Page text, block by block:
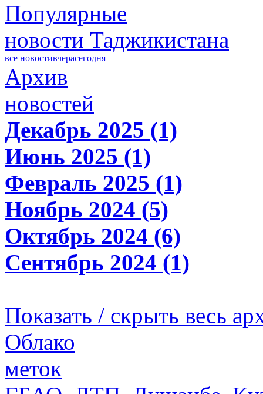
Популярные
новости Таджикистана
все новостивчерасегодня
Архив
новостей
Декабрь 2025 (1)
Июнь 2025 (1)
Февраль 2025 (1)
Ноябрь 2024 (5)
Октябрь 2024 (6)
Сентябрь 2024 (1)
Показать / скрыть весь
Облако
меток